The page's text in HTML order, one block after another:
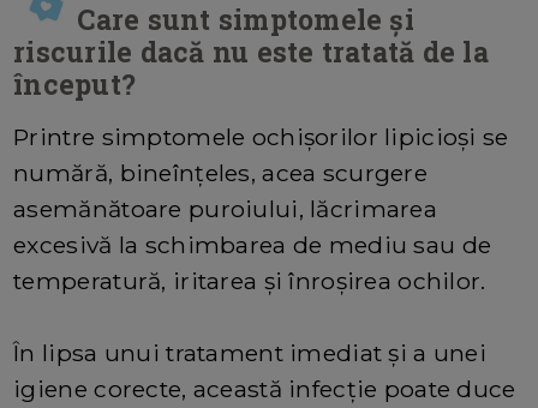
Care sunt simptomele și
riscurile dacă nu este tratată de la
început?
Printre simptomele ochișorilor lipicioși se
numără, bineînțeles, acea scurgere
asemănătoare puroiului, lăcrimarea
excesivă la schimbarea de mediu sau de
temperatură, iritarea și înroșirea ochilor.
În lipsa unui tratament imediat și a unei
igiene corecte, această infecție poate duce